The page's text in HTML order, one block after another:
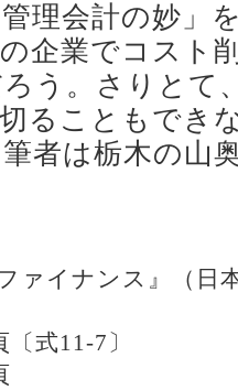
理会計の妙」
企業でコスト
う。さりとて
ることもでき
者は栃木の山
ァイナンス』（日
〔式11-7〕